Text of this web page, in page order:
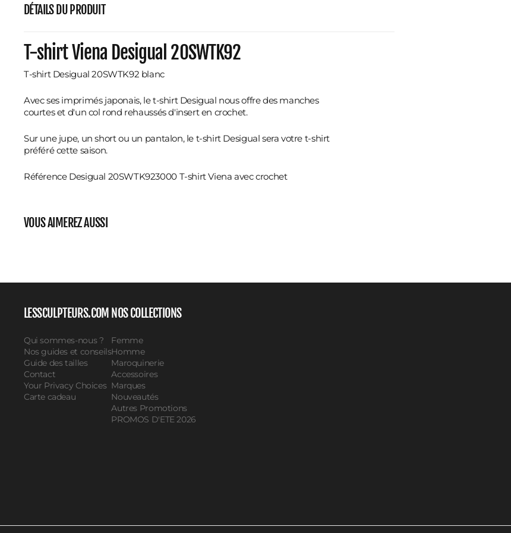
DÉTAILS DU PRODUIT
T-shirt Viena Desigual 20SWTK92
T-shirt Desigual 20SWTK92 blanc
Avec ses imprimés japonais, le t-shirt Desigual nous offre des manches
courtes et d'un col rond rehaussés d'insert en crochet.
Sur une jupe, un short ou un pantalon, le t-shirt Desigual sera votre t-shirt
préféré cette saison.
Référence Desigual 20SWTK923000 T-shirt Viena avec crochet
VOUS AIMEREZ AUSSI
LESSCULPTEURS.COM
Qui sommes-nous ?
Nos guides et conseils
Guide des tailles
Contact
Your Privacy Choices
Carte cadeau
NOS COLLECTIONS
Femme
Homme
Maroquinerie
Accessoires
Marques
Nouveautés
Autres Promotions
PROMOS D'ETE 2026